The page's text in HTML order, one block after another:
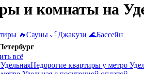
и комнаты на
🔥Сауны 🛁Джакузи 🌊Бассейн
всё
Недорогие квартиры у метро